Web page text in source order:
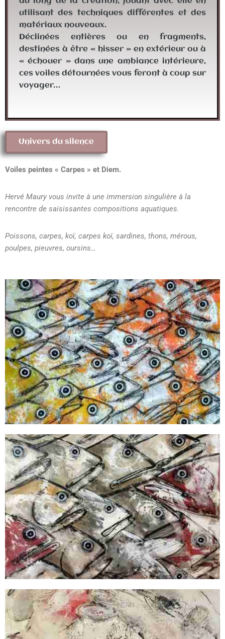
utilisant des techniques différentes et des
matériaux nouveaux.
Déclinées entières ou en fragments,
destinées à être « hisser » en extérieur ou à
« échouer » dans une ambiance intérieure,
ces voiles détournées vous feront à coup sur
voyager…
Univers du silence
Voiles peintes « Carpes » et Diem.
Hervé Maury vous invite à une immersion singulière à la
rencontre de saisissantes compositions aquatiques.
Poissons, carpes, koï, carpes koï, sardines, thons, mérous,
poulpes, pieuvres, oursins…